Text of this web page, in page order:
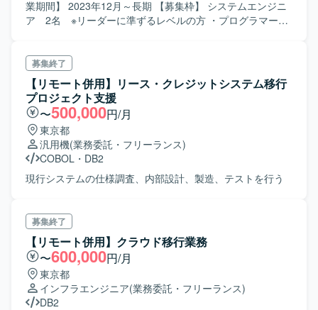
業期間】 2023年12月～長期 【募集枠】 システムエンジニ
ア 2名 ※リーダーに準ずるレベルの方 ・プログラマー
ル見合い（固定） ※スキルによって上振れあり 【面談】
面談（2回 WEB予定）
募集終了
【リモート併用】リース・クレジットシステム移行
プロジェクト支援
〜500,000円/月
東京都
汎用機(業務委託・フリーランス)
COBOL ・ DB2
現行システムの仕様調査、内部設計、製造、テストを行う
募集終了
【リモート併用】クラウド移行業務
〜600,000円/月
東京都
インフラエンジニア(業務委託・フリーランス)
DB2